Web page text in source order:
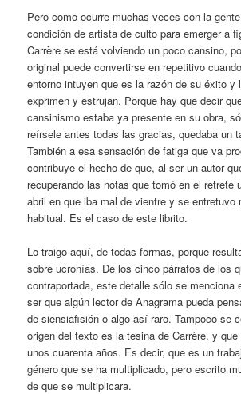
Pero como ocurre muchas veces con la
condición de artista de culto para emerger a
Carrère se está volviendo un poco cansino,
original puede convertirse en repetitivo
entorno intuyen que es la razón de su éxito y
exprimen y estrujan. Porque hay que decir
cansinismo estaba ya presente en su obra,
reírsele antes todas las gracias, quedaba un
También a esa sensación de fatiga que va
contribuye el hecho de que, al ser un autor
recuperando las notas que tomó en el retrete
abril en que iba mal de vientre y se entretuvo
habitual. Es el caso de este librito.
Lo traigo aquí, de todas formas, porque
sobre ucronías. De los cinco párrafos de los
contraportada, este detalle sólo se menciona
ser que algún lector de Anagrama pueda
de siensiafisión o algo así raro. Tampoco se
origen del texto es la tesina de Carrère, y
unos cuarenta años. Es decir, que es un
género que se ha multiplicado, pero escrito
de que se multiplicara.